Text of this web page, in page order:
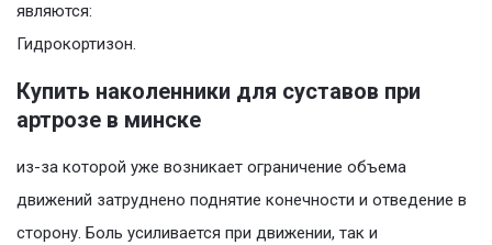
являются:
Гидрокортизон.
Купить наколенники для суставов при
артрозе в минске
из-за которой уже возникает ограничение объема
движений затруднено поднятие конечности и отведение в
сторону. Боль усиливается при движении, так и